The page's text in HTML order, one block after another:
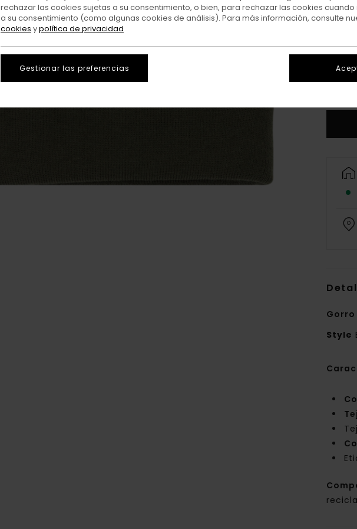
Gorro
Style
rechazar las cookies sujetas a su consentimiento, o bien, para rechazar las cookies cuando
a su consentimiento (como algunas cookies de análisis). Para más información, consulte
cookies ypolítica de privacidad
Gestionar las preferencias